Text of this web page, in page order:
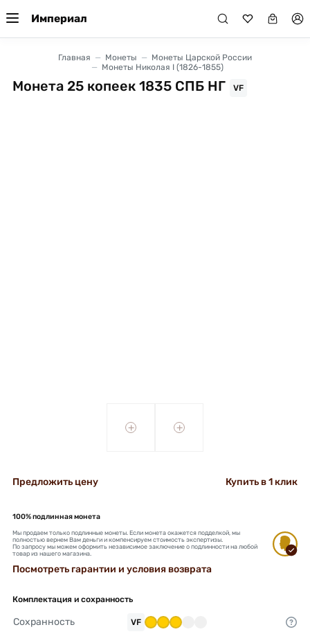
Империал
Главная Монеты
Монеты Царской России
Монеты Николая I (1826-1855)
Монета 25 копеек 1835 СПБ НГ VF
+ +
Предложить цену Купить в 1 клик
100% подлинная монета
Мы продаем только подлинные монеты. Если монета окажется подделкой, мы
полностью вернем Вам деньги и компенсируем стоимость экспертизы.
По запросу мы можем оформить независимое заключение о подлинности на любой
товар из нашего магазина.
Посмотреть гарантии и условия возврата
Комплектация и сохранность
Сохранность VF